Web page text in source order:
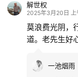
解世权
2025年3月20日 上
莫浪费光阴，
道。老先生
一池烟雨